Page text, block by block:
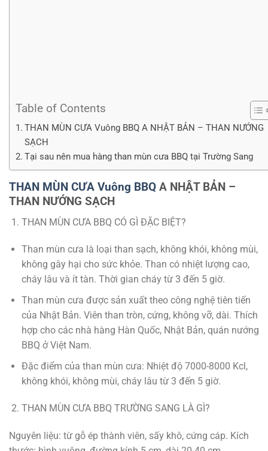
Table of Contents
THAN MÙN CƯA Vuông BBQ A NHẬT BẢN – THAN NƯỚNG
SẠCH
Tại sau nên mua hàng than mùn cưa BBQ tại Trường Sang
THAN MÙN CƯA Vuông BBQ A NHẬT BẢN –
THAN NƯỚNG SẠCH
THAN MÙN CƯA BBQ CÓ GÌ ĐẶC BIỆT?
Than mùn cưa là loại than sạch, không khói, không mùi,
không gây hại cho sức khỏe. Than có nhiệt lượng cao,
cháy lâu và ít tàn. Thời gian cháy từ 3 đến 5 giờ.
Than mùn cưa được sản xuất theo công nghệ tiên tiến
của Nhật Bản. Viên than tròn, cứng, không vỡ, dài. Thích
hợp cho các nhà hàng Hàn Quốc, Nhật Bản, quán nướng
BBQ ở Việt Nam.
Đặc điểm của than mùn cưa: Nhiệt độ 7000-8000 Kcl,
không khói, không mùi, cháy lâu từ 3 đến 5 giờ.
THAN MÙN CƯA BBQ TRƯỜNG SANG LÀ GÌ?
Nguyên liệu: từ gỗ ép thành viên, sấy khô, cứng cáp. Kích